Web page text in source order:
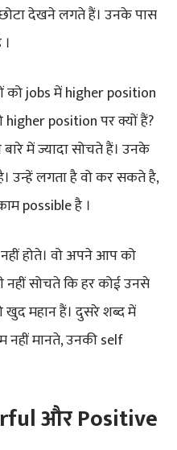
देखने लगते हैं। उनके पास
jobs में higher position
higher position पर क्यों हैं?
में ज्यादा सोचते हैं। उनके
उन्हें लगता है वो कर सकते है,
possible है ।
होते। वो अपने आप को
सोचते कि हर कोई उनसे
खुद महान हैं। दुसरे शब्द में
मानते, उनकी self
और Positive